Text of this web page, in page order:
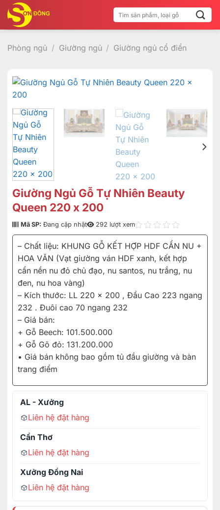
qua
nội
dung
Tìm
kiếm:
Phòng ngủ / Giường ngủ / Giường ngủ cổ điển
Giường Ngủ Gỗ Tự Nhiên Beauty
Queen 220 x 200
Mã SP: Đang cập nhật 292 lượt xem
– Chất liệu: KHUNG GỖ KẾT HỢP HDF CẨN NU +
HOA VĂN (Vạt giường ván HDF xanh, kết hợp
cẩn nền nu đỏ chủ đạo, nu santos, nu trắng, nu
đen, nu hoa vàng)
– Kích thước: LL 220 x 200 , Đầu Cao 223 ngang
232 . Đuôi cao 70 ngang 232
– Giá bán:
+ Gỗ Beech: 101.500.000
+ Gỗ Gõ đỏ: 131.200.000
• Giá bán không bao gồm tủ đầu giường và bàn
trang điểm
AL - Xưởng
Liên hệ đặt hàng
Cần Thơ
Liên hệ đặt hàng
Xưởng Đồng Nai
Liên hệ đặt hàng